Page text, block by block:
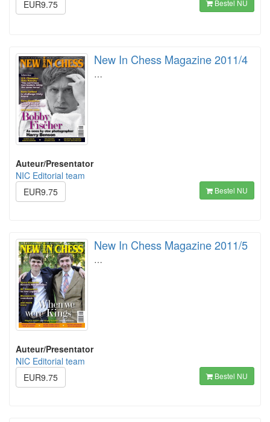
EUR9.75
Bestel NU
New In Chess Magazine 2011/4
…
Auteur/Presentator
NIC Editorial team
EUR9.75
Bestel NU
New In Chess Magazine 2011/5
…
Auteur/Presentator
NIC Editorial team
EUR9.75
Bestel NU